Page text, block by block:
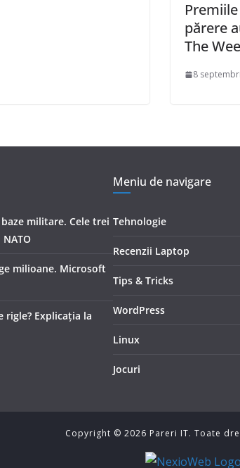
părere
The
8
militare. Cele trei
milioane. Microsoft
rigle? Explicaţia la
Meniu de navigare
Tehnologie
Recenzii Laptop
Tips & Tricks
WordPress
Linux
Jocuri
Copyright © 2026 Pareri IT. Toate